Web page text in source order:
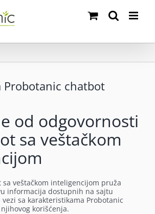
Probotanic chatbot
od odgovornosti
sa veštačkom
sa veštačkom inteligencijom pruža
informacija dostupnih na sajtu
sa karakteristikama Probotanic
korišćenja.